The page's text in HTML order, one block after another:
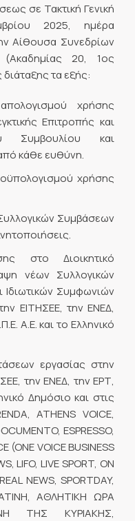
σε Τακτική Γενική
2025, ημέρα
Αίθουσα Συνεδρίων
20, 1ος
τα εξής:
χρήσης
Επιτροπής και
Συμβουλίου και
κάθε ευθύνη.
χρήσης
Συμβάσεων
στο Διοικητικό
νέων Συλλογικών
Ιδιωτικών Συμφωνιών
ΕΙΤΗΣΕΕ, την ΕΝΕΔ,
A.E. και το Ελληνικό
εργασίας στην
την ΕΝΕΔ, την ΕΡΤ,
Δημόσιο και στις
ATHENS VOICE,
ESPRESSO,
(ONE VOICE BUSINESS
LIFO, LIVE SPORT, ON
NEWS, SPORTDAY,
ΑΘΛΗΤΙΚΗ ΩΡΑ
ΤΗΣ ΚΥΡΙΑΚΗΣ,